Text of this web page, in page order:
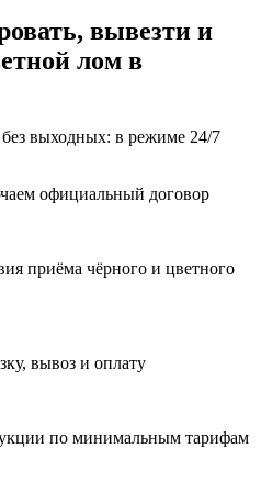
вывезти и
лом в
выходных: в режиме 24/7
официальный договор
приёма чёрного и цветного
вывоз и оплату
по минимальным тарифам